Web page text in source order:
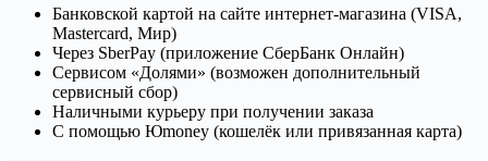
Банковской картой на сайте интернет-магазина (VISA,
Mastercard, Мир)
Через SberPay (приложение СберБанк Онлайн)
Сервисом «Долями» (возможен дополнительный
сервисный сбор)
Наличными курьеру при получении заказа
С помощью Юmoney (кошелёк или привязанная карта)